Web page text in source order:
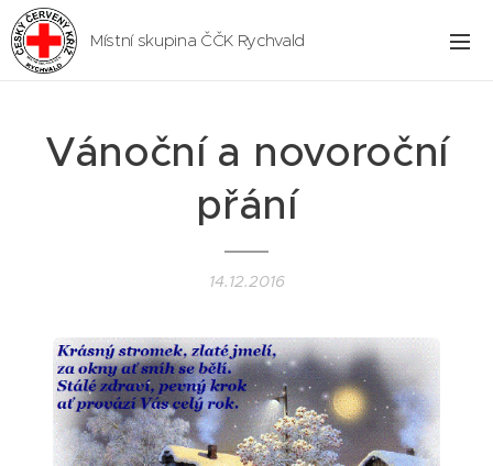
Místní skupina ČČK Rychvald
Vánoční a novoroční
přání
14.12.2016